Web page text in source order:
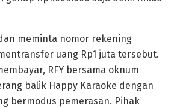
meminta nomor rekening
uang Rp1 juta tersebut.
RFY bersama oknum
balik Happy Karaoke dengan
bermodus pemerasan. Pihak